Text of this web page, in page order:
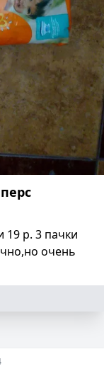
19 р. 3 пачки
очень